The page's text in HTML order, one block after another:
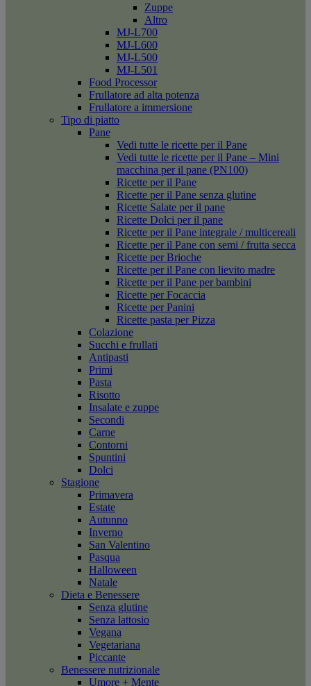
Zuppe
Altro
MJ-L700
MJ-L600
MJ-L500
MJ-L501
Food Processor
Frullatore ad alta potenza
Frullatore a immersione
Tipo di piatto
Pane
Vedi tutte le ricette per il Pane
Vedi tutte le ricette per il Pane – Mini
macchina per il pane (PN100)
Ricette per il Pane
Ricette per il Pane senza glutine
Ricette Salate per il pane
Ricette Dolci per il pane
Ricette per il Pane integrale / multicereali
Ricette per il Pane con semi / frutta secca
Ricette per Brioche
Ricette per il Pane con lievito madre
Ricette per il Pane per bambini
Ricette per Focaccia
Ricette per Panini
Ricette pasta per Pizza
Colazione
Succhi e frullati
Antipasti
Primi
Pasta
Risotto
Insalate e zuppe
Secondi
Carne
Contorni
Spuntini
Dolci
Stagione
Primavera
Estate
Autunno
Inverno
San Valentino
Pasqua
Halloween
Natale
Dieta e Benessere
Senza glutine
Senza lattosio
Vegana
Vegetariana
Piccante
Benessere nutrizionale
Umore + Mente